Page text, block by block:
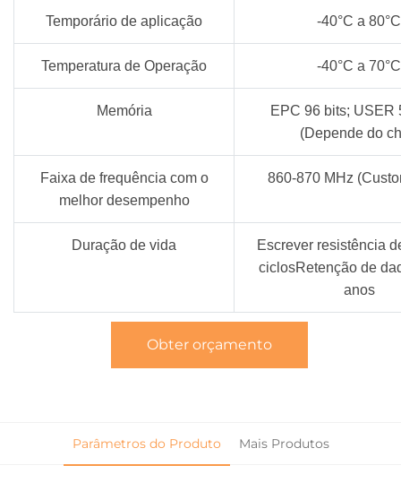
Temporário de aplicação -40°C a 80°C
Temperatura de Operação -40°C a 70°C
Memória
EPC 96 bits; USER
(Depende do
Faixa de frequência com o
melhor desempenho
860-870 MHz
Duração de vida
Escrever resistência
ciclosRetenção de
anos
Obter orçamento
Parâmetros do Produto Mais Produtos